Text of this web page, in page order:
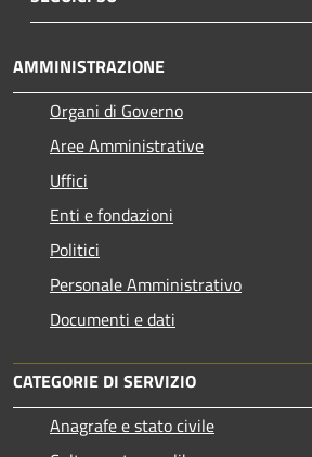
AMMINISTRAZIONE
Organi di Governo
Aree Amministrative
Uffici
Enti e fondazioni
Politici
Personale Amministrativo
Documenti e dati
CATEGORIE DI SERVIZIO
Anagrafe e stato civile